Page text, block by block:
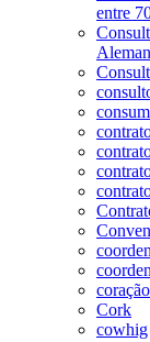
entre
coração
Cork
cowhig